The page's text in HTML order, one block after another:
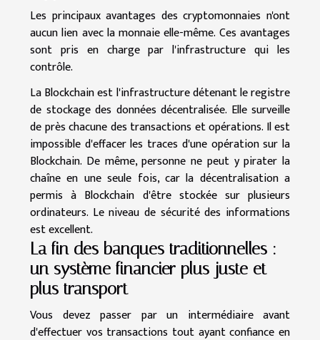
Les principaux avantages des cryptomonnaies n'ont
aucun lien avec la monnaie elle-même. Ces avantages
sont pris en charge par l'infrastructure qui les
contrôle.
La Blockchain est l'infrastructure détenant le registre
de stockage des données décentralisée. Elle surveille
de près chacune des transactions et opérations. Il est
impossible d'effacer les traces d'une opération sur la
Blockchain. De même, personne ne peut y pirater la
chaîne en une seule fois, car la décentralisation a
permis à Blockchain d'être stockée sur plusieurs
ordinateurs. Le niveau de sécurité des informations
est excellent.
La fin des banques traditionnelles :
un système financier plus juste et
plus transport
Vous devez passer par un intermédiaire avant
d'effectuer vos transactions tout ayant confiance en